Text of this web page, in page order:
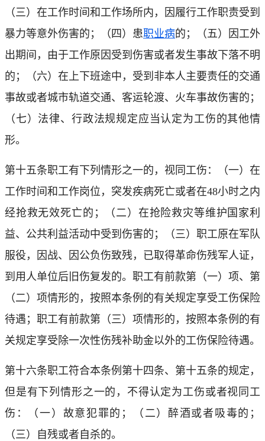
（三）在工作时间和工作场所内，因履行工作职责受到
暴力等意外伤害的；（四）患职业病的；（五）因工外
出期间，由于工作原因受到伤害或者发生事故下落不明
的；（六）在上下班途中，受到非本人主要责任的交通
事故或者城市轨道交通、客运轮渡、火车事故伤害的；
（七）法律、行政法规规定应当认定为工伤的其他情
形。
第十五条职工有下列情形之一的，视同工伤：（一）在
工作时间和工作岗位，突发疾病死亡或者在48小时之内
经抢救无效死亡的；（二）在抢险救灾等维护国家利
益、公共利益活动中受到伤害的；（三）职工原在军队
服役，因战、因公负伤致残，已取得革命伤残军人证，
到用人单位后旧伤复发的。职工有前款第（一）项、第
（二）项情形的，按照本条例的有关规定享受工伤保险
待遇；职工有前款第（三）项情形的，按照本条例的有
关规定享受除一次性伤残补助金以外的工伤保险待遇。
第十六条职工符合本条例第十四条、第十五条的规定，
但是有下列情形之一的，不得认定为工伤或者视同工
伤：（一）故意犯罪的；（二）醉酒或者吸毒的；
（三）自残或者自杀的。